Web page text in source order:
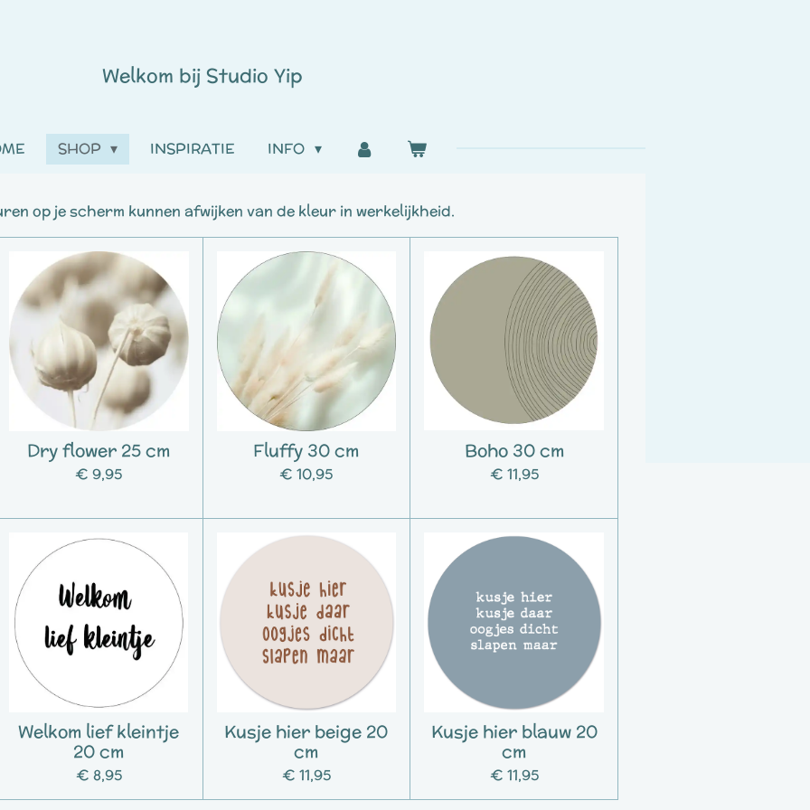
Welkom bij Studio Yip
SHOP INSPIRATIE INFO
op je scherm kunnen afwijken van de kleur in werkelijkheid.
Dry flower 25 cm
€ 9,95
Fluffy 30 cm
€ 10,95
Boho 30 cm
€ 11,95
Welkom lief kleintje
20 cm
€ 8,95
Kusje hier beige 20
cm
€ 11,95
Kusje hier blauw 20
cm
€ 11,95